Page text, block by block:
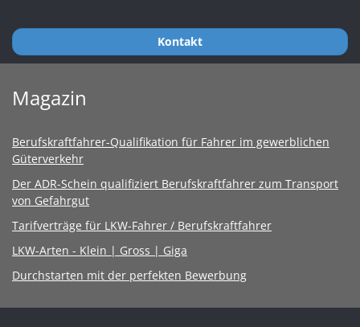
Kontakt
Magazin
Berufskraftfahrer-Qualifikation für Fahrer im gewerblichen
Güterverkehr
Der ADR-Schein qualifiziert Berufskraftfahrer zum Transport
von Gefahrgut
Tarifverträge für LKW-Fahrer / Berufskraftfahrer
LKW-Arten - Klein | Gross | Giga
Durchstarten mit der perfekten Bewerbung